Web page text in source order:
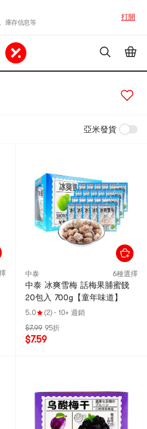
庫存信息等
打開
亞米發貨
中泰 6種選擇
中泰 冰爽雪梅 話梅果脯蜜餞
20包入 700g【童年味道】
5.0 (2) · 10+ 週銷
$7.99 95折
$7.59